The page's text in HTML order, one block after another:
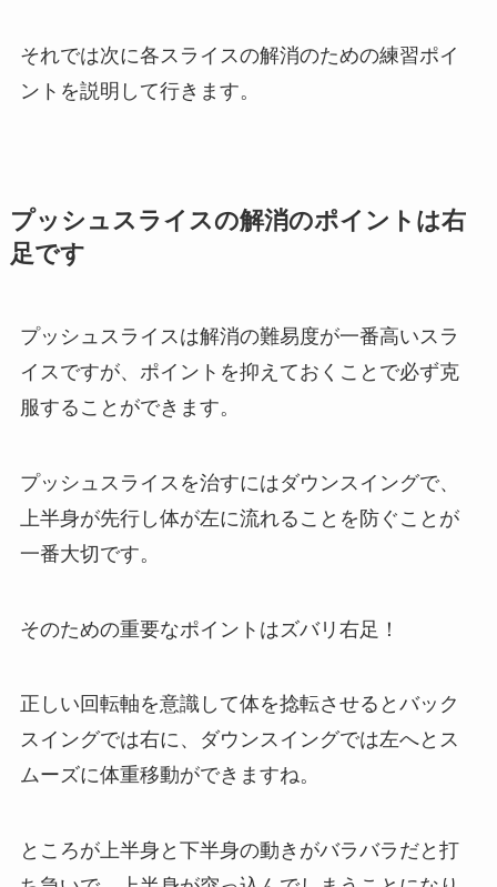
それでは次に各スライスの解消のための練習ポイ
ントを説明して行きます。
プッシュスライスの解消のポイントは右
足です
プッシュスライスは解消の難易度が一番高いスラ
イスですが、ポイントを抑えておくことで必ず克
服することができます。
プッシュスライスを治すにはダウンスイングで、
上半身が先行し体が左に流れることを防ぐことが
一番大切です。
そのための重要なポイントはズバリ右足！
正しい回転軸を意識して体を捻転させるとバック
スイングでは右に、ダウンスイングでは左へとス
ムーズに体重移動ができますね。
ところが上半身と下半身の動きがバラバラだと打